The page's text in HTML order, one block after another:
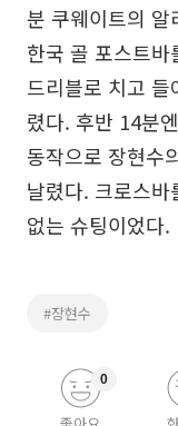
분 쿠웨이트의
한국 골 포스트
드리블로 치고
렸다. 후반 14분
동작으로 장현수
날렸다. 크로스
없는 슈팅이었다.
#장현수
0